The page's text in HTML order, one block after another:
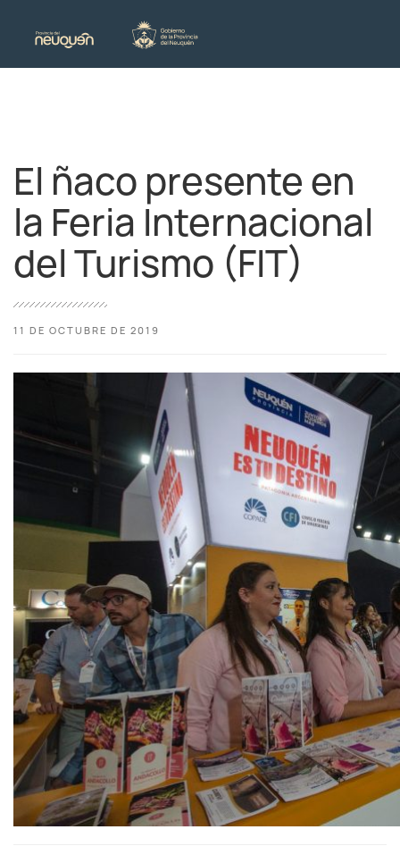
El ñaco presente en
la Feria Internacional
del Turismo (FIT)
11 DE OCTUBRE DE 2019